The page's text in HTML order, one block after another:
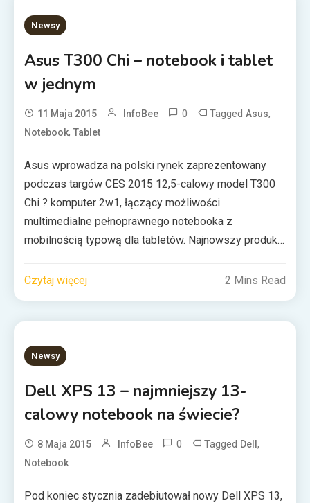
Newsy
Asus T300 Chi – notebook i tablet
w jednym
11 Maja 2015 InfoBee 0 TaggedAsus,
Notebook,Tablet
Asus wprowadza na polski rynek zaprezentowany
podczas targów CES 2015 12,5-calowy model T300
Chi ? komputer 2w1, łączący możliwości
multimedialne pełnoprawnego notebooka z
mobilnością typową dla tabletów. Najnowszy produkt
procesor Intel Core M-5Y10, wspomagany przez 4 GB
Czytaj więcej 2 Mins Read
Newsy
Dell XPS 13 – najmniejszy 13-
calowy notebook na świecie?
8 Maja 2015 InfoBee 0 Tagged Dell,
Notebook
Pod koniec stycznia zadebiutował nowy Dell XPS 13,